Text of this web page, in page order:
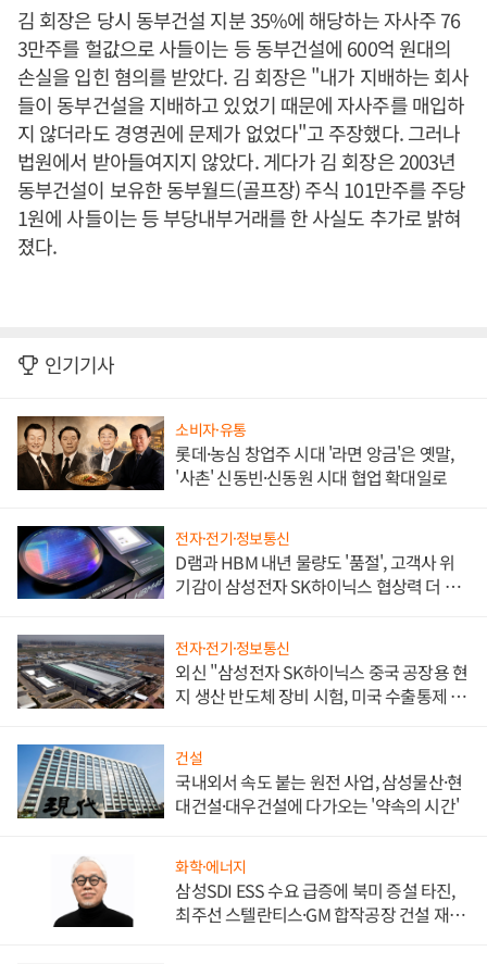
김 회장은 당시 동부건설 지분 35%에 해당하는 자사주 76
3만주를 헐값으로 사들이는 등 동부건설에 600억 원대의
손실을 입힌 혐의를 받았다. 김 회장은 "내가 지배하는 회사
들이 동부건설을 지배하고 있었기 때문에 자사주를 매입하
지 않더라도 경영권에 문제가 없었다"고 주장했다. 그러나
법원에서 받아들여지지 않았다. 게다가 김 회장은 2003년
동부건설이 보유한 동부월드(골프장) 주식 101만주를 주당
1원에 사들이는 등 부당내부거래를 한 사실도 추가로 밝혀
졌다.
인기기사
소비자·유통
롯데·농심 창업주 시대 '라면 앙금'은 옛말,
'사촌' 신동빈·신동원 시대 협업 확대일로
전자·전기·정보통신
D램과 HBM 내년 물량도 '품절', 고객사 위
기감이 삼성전자 SK하이닉스 협상력 더 키
전자·전기·정보통신
외신 "삼성전자 SK하이닉스 중국 공장용 현
지 생산 반도체 장비 시험, 미국 수출통제 대
건설
국내외서 속도 붙는 원전 사업, 삼성물산·현
대건설·대우건설에 다가오는 '약속의 시간'
화학·에너지
삼성SDI ESS 수요 급증에 북미 증설 타진,
최주선 스텔란티스·GM 합작공장 건설 재추